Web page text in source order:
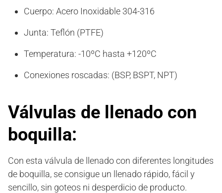
Cuerpo: Acero Inoxidable 304-316
Junta: Teflón (PTFE)
Temperatura: -10ºC hasta +120ºC
Conexiones roscadas: (BSP, BSPT, NPT)
Válvulas de llenado con
boquilla:
Con esta válvula de llenado con diferentes longitudes
de boquilla, se consigue un llenado rápido, fácil y
sencillo, sin goteos ni desperdicio de producto.